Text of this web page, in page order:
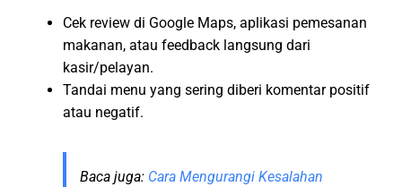
Cek review di Google Maps, aplikasi pemesanan
makanan, atau feedback langsung dari
kasir/pelayan.
Tandai menu yang sering diberi komentar positif
atau negatif.
Baca juga: Cara Mengurangi Kesalahan